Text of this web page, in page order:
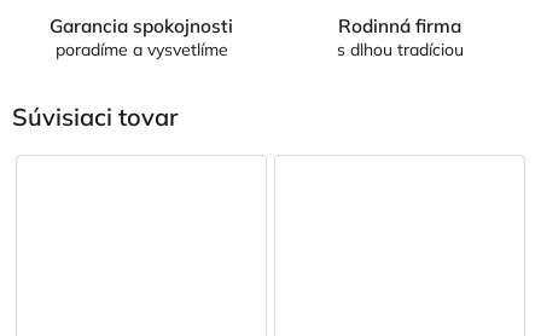
Garancia spokojnosti
poradíme a vysvetlíme
Rodinná firma
s dlhou tradíciou
Súvisiaci tovar